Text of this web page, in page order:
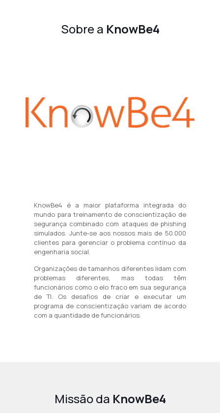
Sobre a KnowBe4
KnowBe4 é a maior plataforma integrada do
mundo para treinamento de conscientização de
segurança combinado com ataques de phishing
simulados. Junte-se aos nossos mais de 50.000
clientes para gerenciar o problema contínuo da
engenharia social.
Organizações de tamanhos diferentes lidam com
problemas diferentes, mas todas têm
funcionários como o elo fraco em sua segurança
de TI. Os desafios de criar e executar um
programa de conscientização variam de acordo
com a quantidade de funcionários.
Missão da KnowBe4